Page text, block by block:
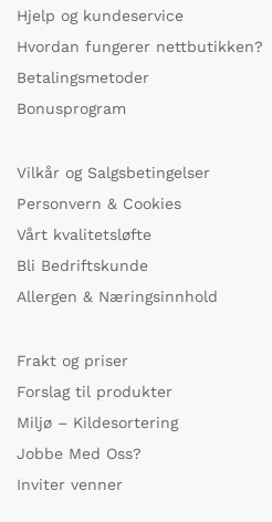
Hjelp og kundeservice
Hvordan fungerer nettbutikken?
Betalingsmetoder
Bonusprogram
Vilkår og Salgsbetingelser
Personvern & Cookies
Vårt kvalitetsløfte
Bli Bedriftskunde
Allergen & Næringsinnhold
Frakt og priser
Forslag til produkter
Miljø – Kildesortering
Jobbe Med Oss?
Inviter venner